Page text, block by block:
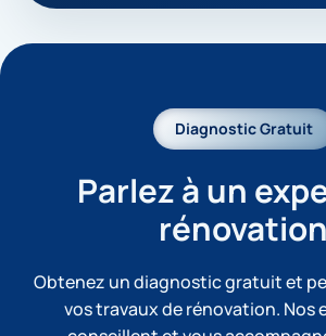
Diagnostic Gratuit
Parlez à un
rénovation
Obtenez un diagnostic gratuit et
vos travaux de rénovation. Nos